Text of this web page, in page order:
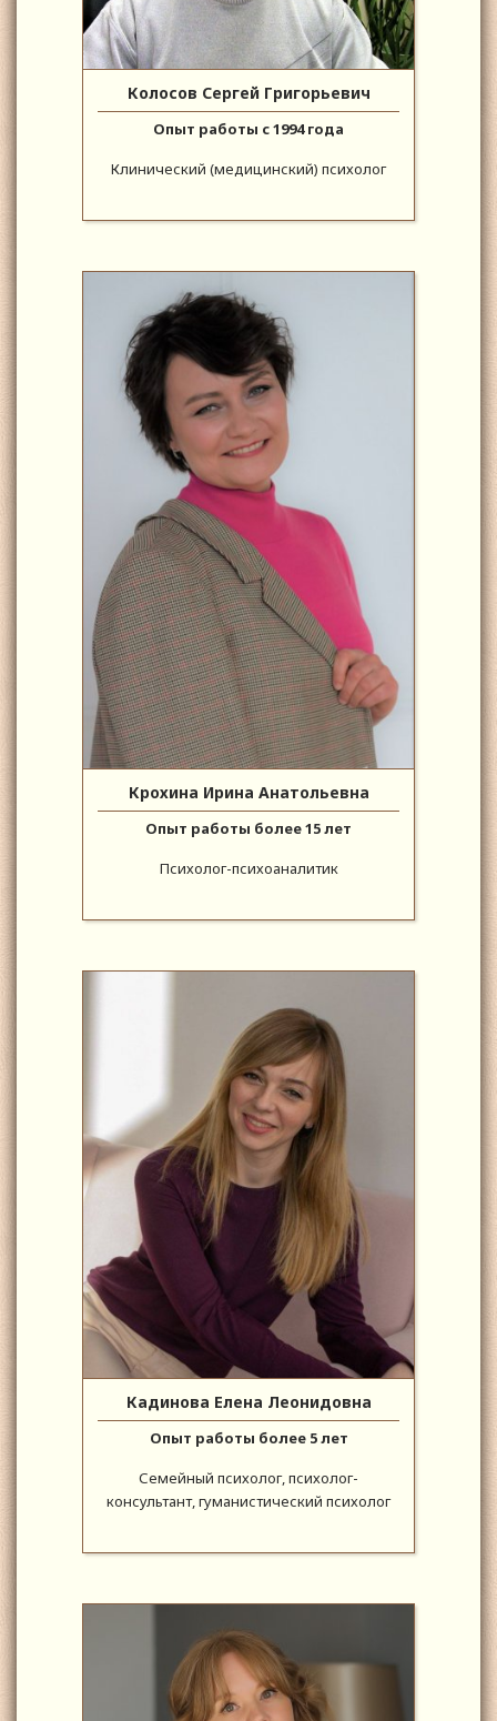
Колосов Сергей Григорьевич
Опыт работы с 1994 года
Клинический (медицинский) психолог
Крохина Ирина Анатольевна
Опыт работы более 15 лет
Психолог-психоаналитик
Кадинова Елена Леонидовна
Опыт работы более 5 лет
Семейный психолог, психолог-
консультант, гуманистический психолог